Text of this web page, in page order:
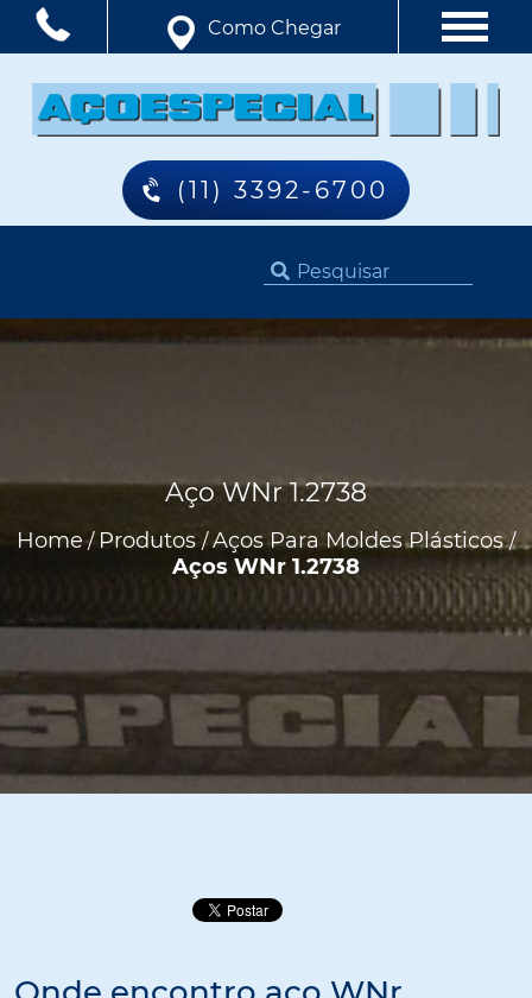
Como Chegar
(11) 3392-6700
Home/ Produtos/Aços Para Moldes Plásticos/
Aços WNr 1.2738
Aço WNr 1.2738